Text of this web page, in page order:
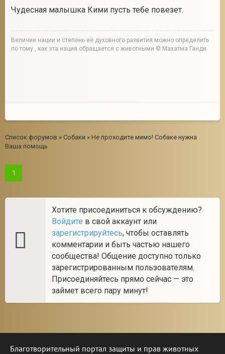
Чудесная малышка Кими пусть тебе повезет.
Величие нации и степень её духовного развития можно определить
по тому , как эта нация обращается с животными © Махатма Ганди
Список форумов » Собаки » Не проходите мимо! Собаке нужна
Ваша помощь
1
Хотите присоединиться к обсуждению?
Войдите в свой аккаунт или
зарегистрируйтесь, чтобы оставлять
комментарии и быть частью нашего
сообщества! Общение доступно только
зарегистрированным пользователям.
Присоединяйтесь прямо сейчас — это
займет всего пару минут!
Благотворительный портал защиты и прав животных